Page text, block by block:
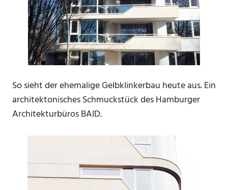
So sieht der ehemalige Gelbklinkerbau heute aus. Ein
architektonisches Schmuckstück des Hamburger
Architekturbüros BAID.